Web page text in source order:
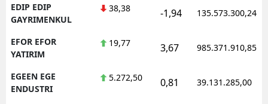
EDIP EDIP
GAYRIMENKUL
38,38 -1,94 135.573.300,24
EFOR EFOR
YATIRIM
19,77 3,67 985.371.910,85
EGEEN EGE
ENDUSTRI
5.272,50 0,81 39.131.285,00